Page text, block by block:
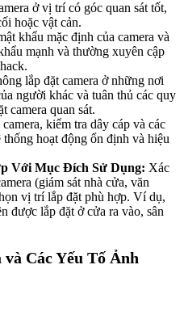
ở vị trí có góc quan sát tốt,
hoặc vật cản.
khẩu mặc định của camera và
mạnh và thường xuyên cập
lắp đặt camera ở những nơi
người khác và tuân thủ các quy
camera quan sát.
kiểm tra dây cáp và các
hoạt động ổn định và hiệu
Với Mục Đích Sử Dụng: Xác
(giám sát nhà cửa, văn
vị trí lắp đặt phù hợp. Ví dụ,
được lắp đặt ở cửa ra vào, sân
Các Yếu Tố Ảnh